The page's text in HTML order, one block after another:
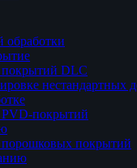
обработки
покрытий DLC
нестандартных
покрытий
покрытий